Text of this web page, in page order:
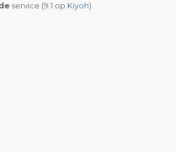
service (9.1 op Kiyoh)